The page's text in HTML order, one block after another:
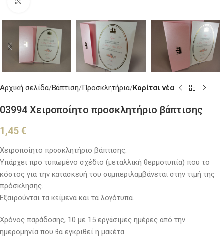
Αρχική σελίδα Βάπτιση Προσκλητήρια Κορίτσι νέα
03994 Χειροποίητο προσκλητήριο βάπτισης
1,45 €
Χειροποίητο προσκλητήριο βάπτισης.
Υπάρχει προ τυπωμένο σχέδιο (μεταλλική θερμοτυπία) που το
κόστος για την κατασκευή του συμπεριλαμβάνεται στην τιμή της
πρόσκλησης.
Εξαιρούνται τα κείμενα και τα λογότυπα.
Χρόνος παράδοσης, 10 με 15 εργάσιμες ημέρες από την
ημερομηνία που θα εγκριθεί η μακέτα.